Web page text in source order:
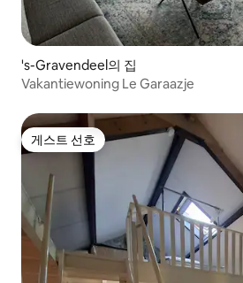
's-Gravendeel의 집
Vakantiewoning Le Garaazje
게스트 선호
게스트 선호